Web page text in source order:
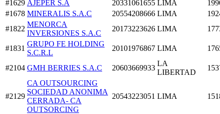
#1629 AJEPER S.A 20331061655 LIMA
#1678 MINERALIS S.A.C 20554208666 LIMA
#1822
MENORCA
INVERSIONES S.A.C
20173223626 LIMA
#1831
GRUPO FE HOLDING
S.C.R.L
20101976867 LIMA
#2104 GMH BERRIES S.A.C 20603669933
LA
LIBERTAD
#2129
CA OUTSOURCING
SOCIEDAD ANONIMA
CERRADA- CA
OUTSORCING
20543223051 LIMA